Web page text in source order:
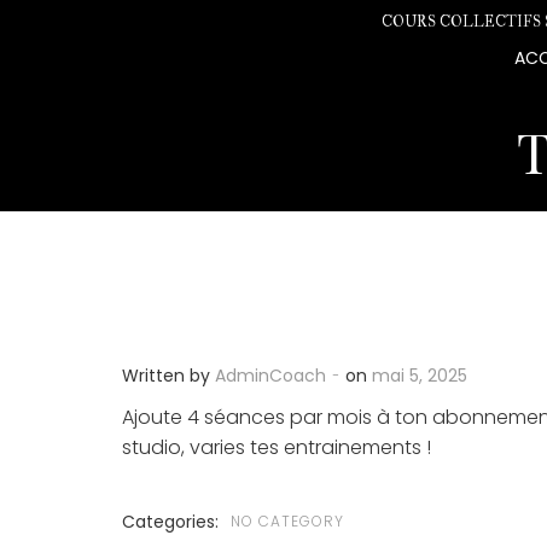
COURS
Written by AdminCoach - on mai 5, 2025
Ajoute 4 séances par mois à ton
studio, varies tes entrainements !
Categories: NO CATEGORY